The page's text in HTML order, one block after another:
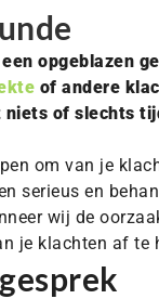
opgeblazen
of andere
of slechts
om van je
serieus en
wij de
je klachten af te